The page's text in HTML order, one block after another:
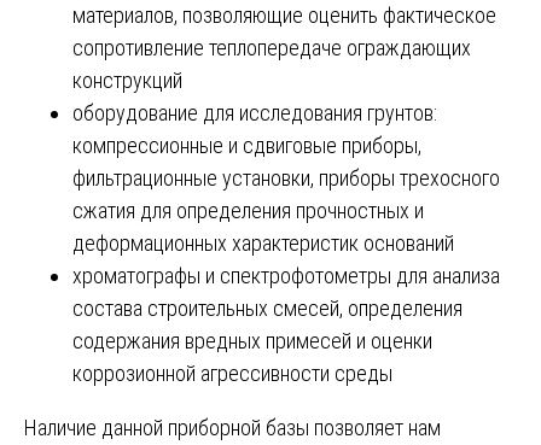
материалов, позволяющие оценить фактическое
сопротивление теплопередаче ограждающих
конструкций
оборудование для исследования грунтов:
компрессионные и сдвиговые приборы,
фильтрационные установки, приборы трехосного
сжатия для определения прочностных и
деформационных характеристик оснований
хроматографы и спектрофотометры для анализа
состава строительных смесей, определения
содержания вредных примесей и оценки
коррозионной агрессивности среды
Наличие данной приборной базы позволяет нам